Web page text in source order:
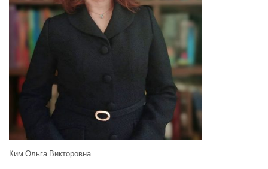
Ким Ольга Викторовна